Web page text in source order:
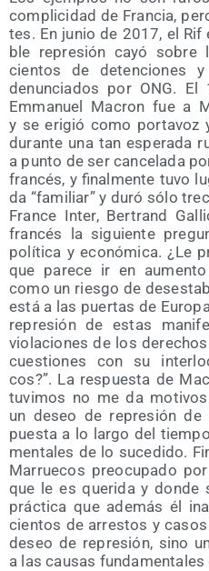
com­pli­ci­dad de Fran­cia,
tes. En junio de 2017, el
ble repre­sión cayó sobre
cien­tos de deten­cio­nes
denun­cia­dos por ONG.
Emma­nuel Macron fue a
y se eri­gió como por­ta­voz
duran­te una tan espe­ra­da
a pun­to de ser can­ce­la­da
fran­cés, y final­men­te tuvo
da “fami­liar” y duró sólo
Fran­ce Inter, Ber­trand
fran­cés la siguien­te
polí­ti­ca y eco­nó­mi­ca. ¿Le
que pare­ce ir en
como un ries­go de
está a las puer­tas de
repre­sión de estas
vio­la­cio­nes de los
cues­tio­nes con su
cos?”. La res­pues­ta de
tuvi­mos no me da
un deseo de repre­sión
pues­ta a lo lar­go del
men­ta­les de lo suce­di­do.
Marrue­cos preo­cu­pa­do
que le es que­ri­da y don­de
prác­ti­ca que ade­más él
cien­tos de arres­tos y
deseo de repre­sión, sino
a las cau­sas